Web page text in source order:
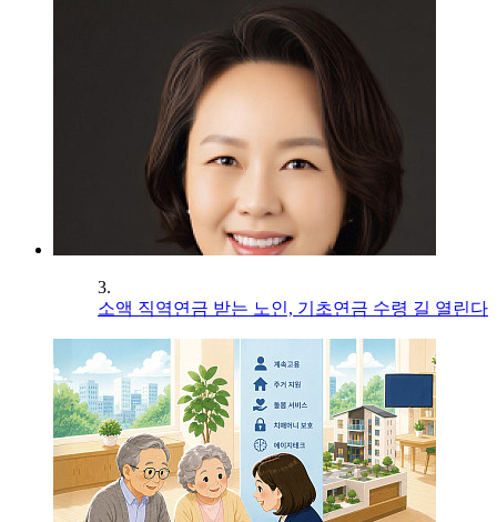
3.
소액 직역연금 받는 노인, 기초연금 수령 길 열린다